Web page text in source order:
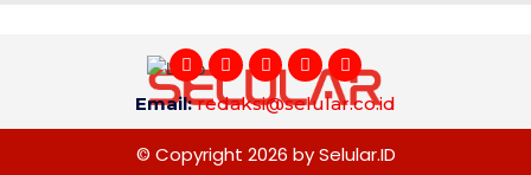
Email:redaksi@selular.co.id
© Copyright 2026 by Selular.ID